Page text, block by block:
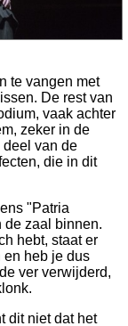
te vangen met
De rest van
vaak achter
zeker in de
deel van de
die in dit
"Patria
de zaal binnen.
hebt, staat er
en heb je dus
ver verwijderd,
dit niet dat het